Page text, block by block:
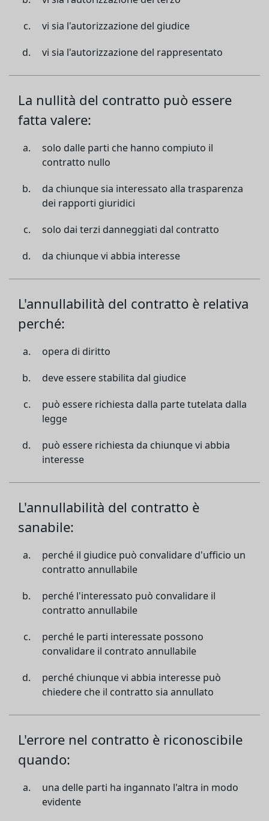
vi sia l'autorizzazione del giudice
vi sia l'autorizzazione del rappresentato
La nullità del contratto può essere
fatta valere:
solo dalle parti che hanno compiuto il
contratto nullo
da chiunque sia interessato alla trasparenza
dei rapporti giuridici
solo dai terzi danneggiati dal contratto
da chiunque vi abbia interesse
L'annullabilità del contratto è relativa
perché:
opera di diritto
deve essere stabilita dal giudice
può essere richiesta dalla parte tutelata dalla
legge
può essere richiesta da chiunque vi abbia
interesse
L'annullabilità del contratto è
sanabile:
perché il giudice può convalidare d'ufficio un
contratto annullabile
perché l'interessato può convalidare il
contratto annullabile
perché le parti interessate possono
convalidare il contrato annullabile
perché chiunque vi abbia interesse può
chiedere che il contratto sia annullato
L'errore nel contratto è riconoscibile
quando:
una delle parti ha ingannato l'altra in modo
evidente